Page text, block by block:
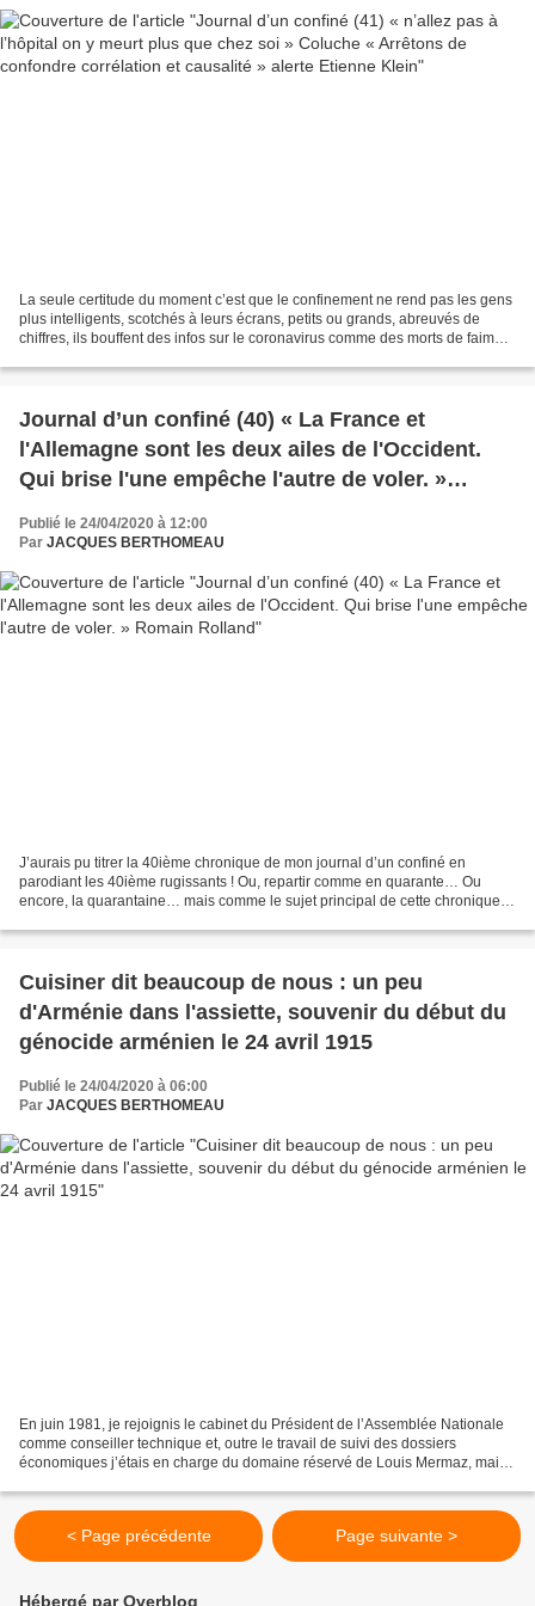
La seule certitude du moment c’est que le confinement ne rend pas les gens
plus intelligents, scotchés à leurs écrans, petits ou grands, abreuvés de
chiffres, ils bouffent des infos sur le coronavirus comme des morts de faim
Journal d’un confiné (40) « La France et
l'Allemagne sont les deux ailes de l'Occident.
Qui brise l'une empêche l'autre de voler. »
Romain Rolland
Publié le 24/04/2020 à 12:00
Par JACQUES BERTHOMEAU
J’aurais pu titrer la 40ième chronique de mon journal d’un confiné en
parodiant les 40ième rugissants ! Ou, repartir comme en quarante… Ou
encore, la quarantaine… mais comme le sujet principal de cette chronique
Cuisiner dit beaucoup de nous : un peu
d'Arménie dans l'assiette, souvenir du début du
génocide arménien le 24 avril 1915
Publié le 24/04/2020 à 06:00
Par JACQUES BERTHOMEAU
En juin 1981, je rejoignis le cabinet du Président de l’Assemblée Nationale
comme conseiller technique et, outre le travail de suivi des dossiers
économiques j’étais en charge du domaine réservé de Louis Mermaz, maire
< Page précédente Page suivante >
Hébergé par Overblog